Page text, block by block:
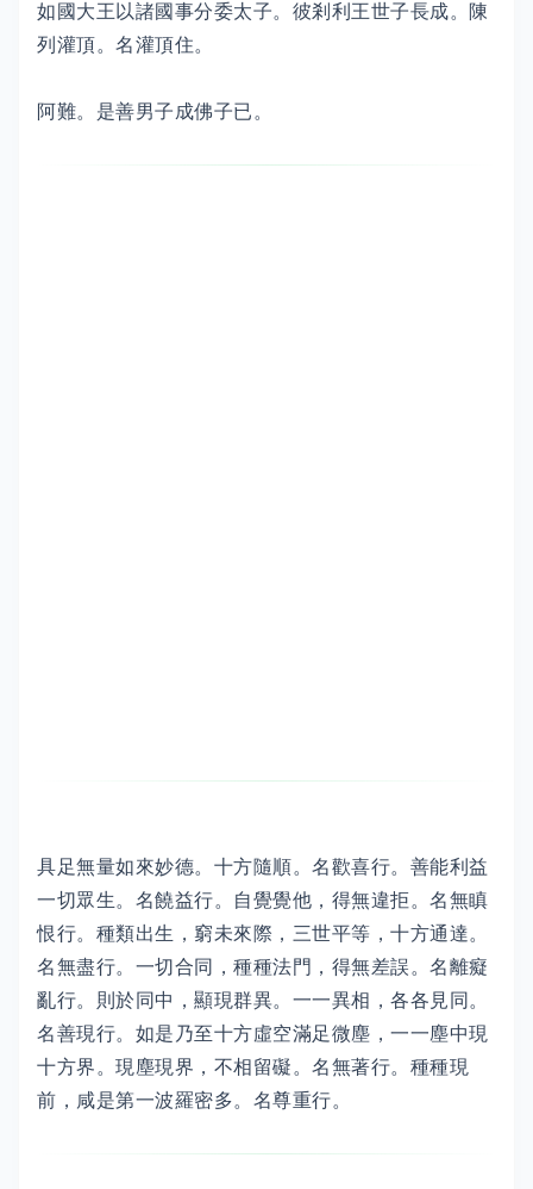
如國大王以諸國事分委太子。彼剎利王世子長成。陳
列灌頂。名灌頂住。
阿難。是善男子成佛子已。
具足無量如來妙德。十方隨順。名歡喜行。善能利益
一切眾生。名饒益行。自覺覺他，得無違拒。名無瞋
恨行。種類出生，窮未來際，三世平等，十方通達。
名無盡行。一切合同，種種法門，得無差誤。名離癡
亂行。則於同中，顯現群異。一一異相，各各見同。
名善現行。如是乃至十方虛空滿足微塵，一一塵中現
十方界。現塵現界，不相留礙。名無著行。種種現
前，咸是第一波羅密多。名尊重行。